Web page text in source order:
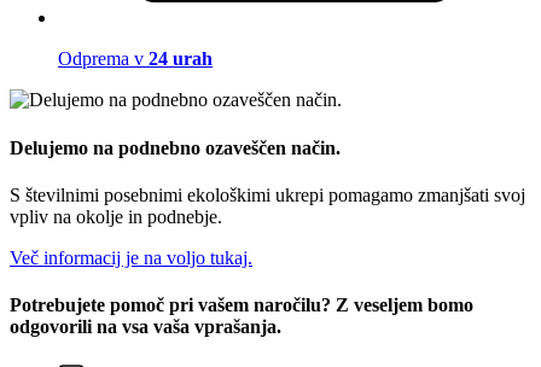
Odprema v 24 urah
Delujemo na podnebno ozaveščen način.
S številnimi posebnimi ekološkimi ukrepi pomagamo zmanjšati svoj
vpliv na okolje in podnebje.
Več informacij je na voljo tukaj.
Potrebujete pomoč pri vašem naročilu? Z veseljem bomo
odgovorili na vsa vaša vprašanja.